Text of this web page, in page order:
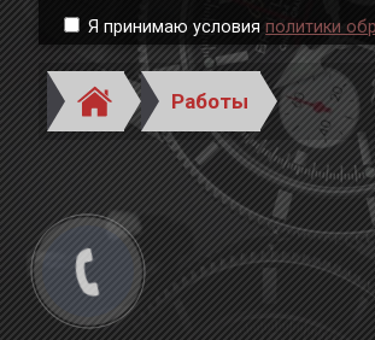
Я принимаю условияполитики
Работы